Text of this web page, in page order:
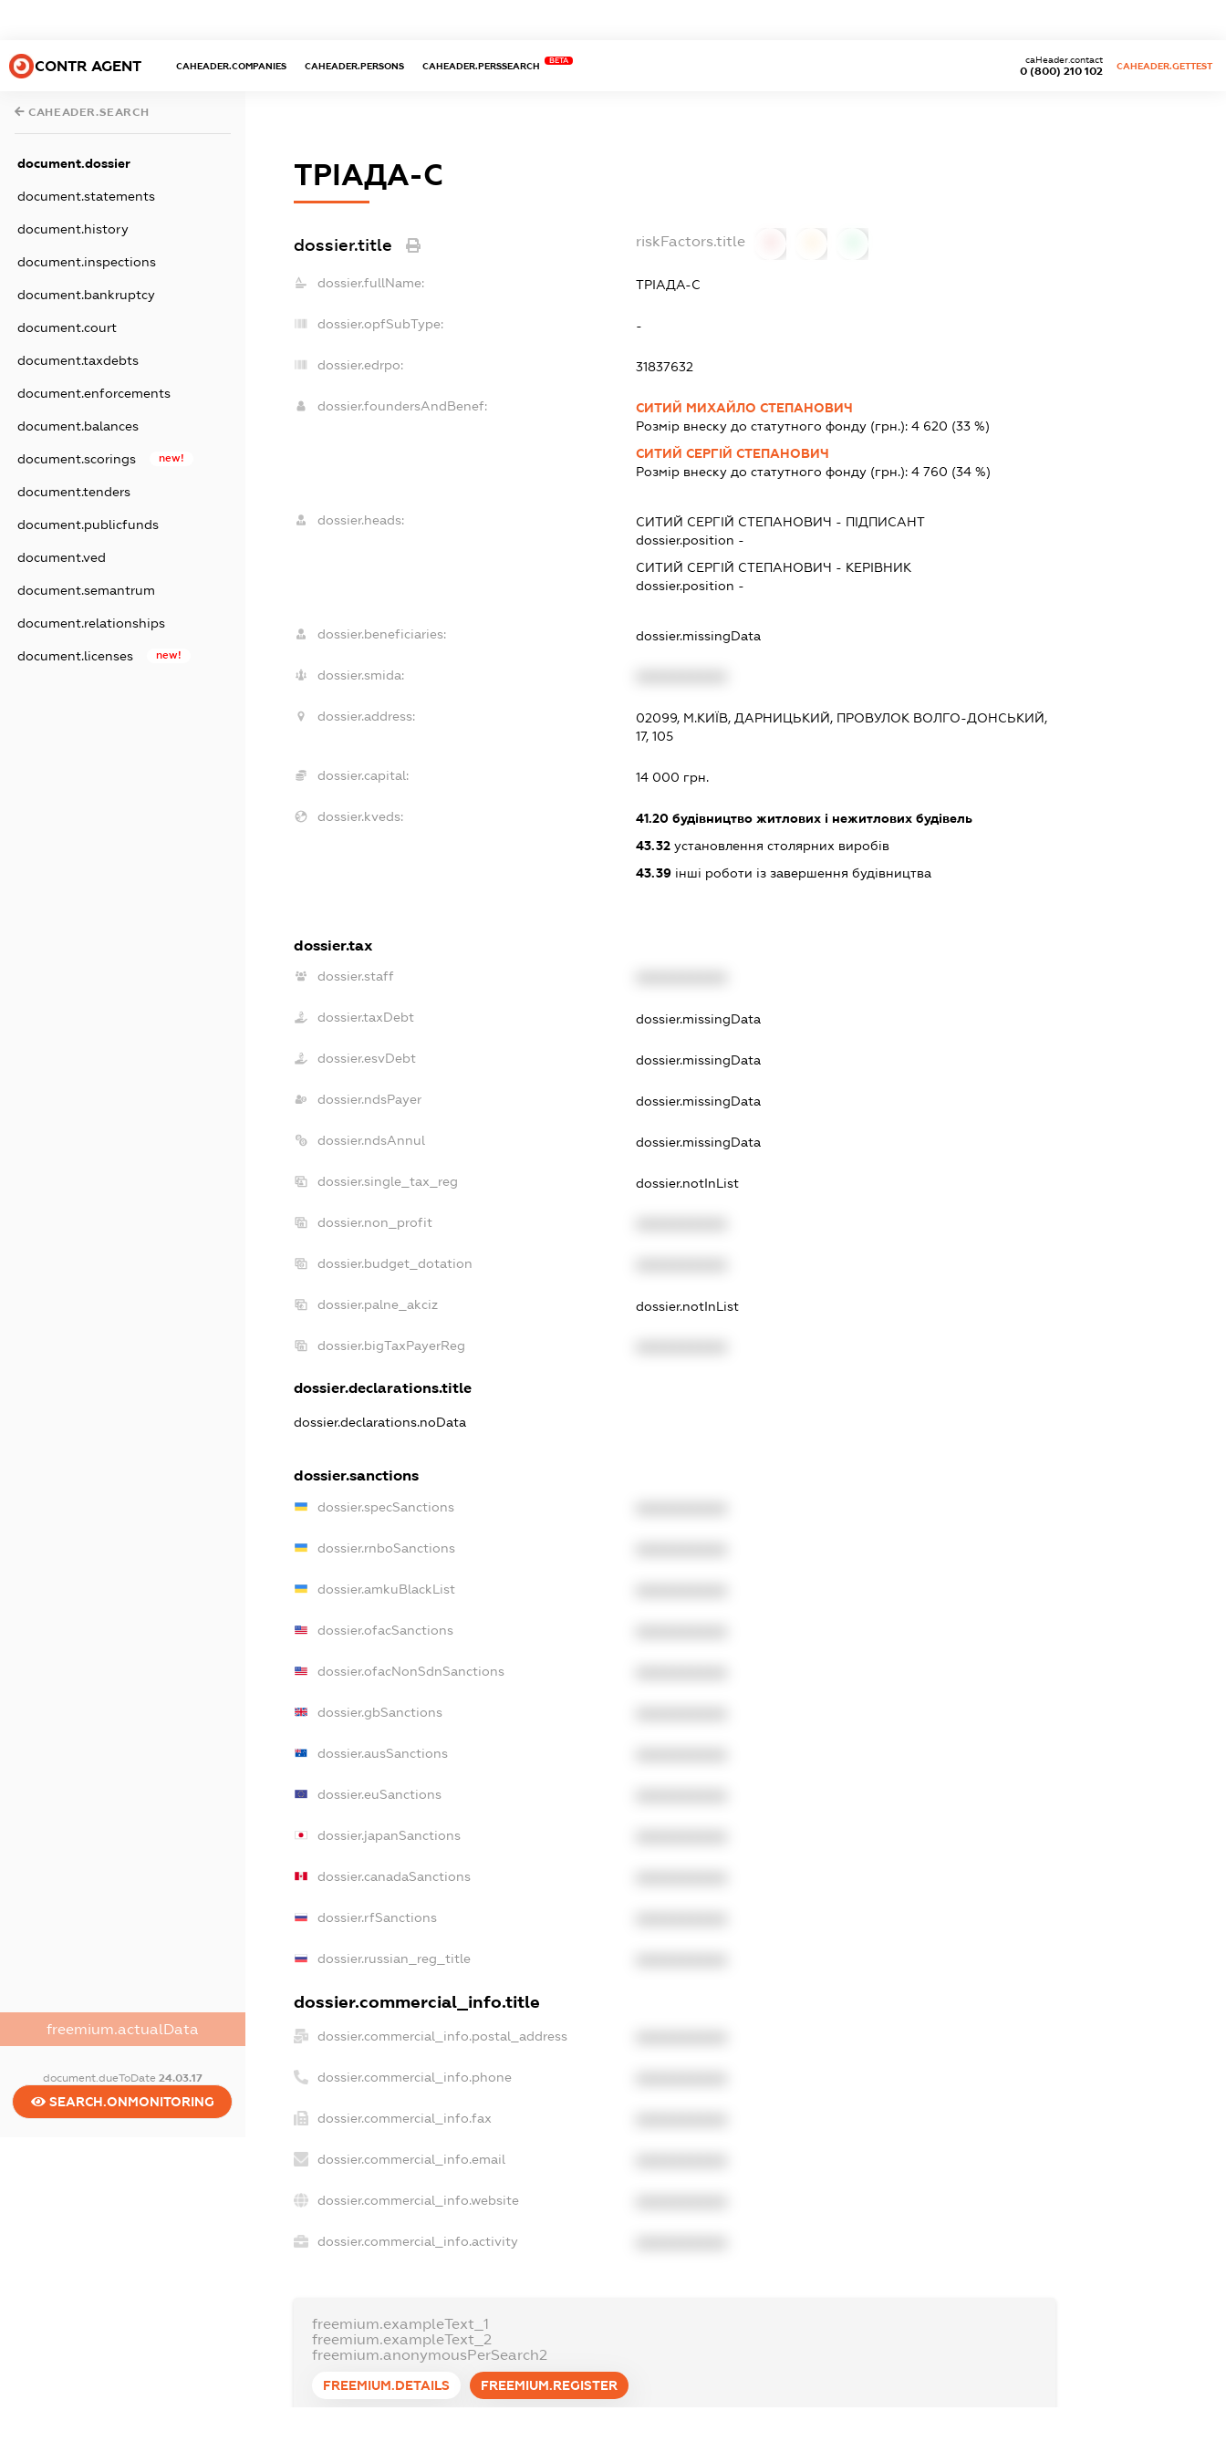
CONTR AGENT CAHEADER.COMPANIES CAHEADER.PERSONS CAHEADER.PERSSEARCH
BETA
0 (800) 210 102
caHeader.contact
CAHEADER.GETTEST
CAHEADER.SEARCH
document.dossier
document.statements
document.history
document.inspections
document.bankruptcy
document.court
document.taxdebts
document.enforcements
document.balances
document.scorings new!
document.tenders
document.publicfunds
document.ved
document.semantrum
document.relationships
document.licenses new!
freemium.actualData
document.dueToDate 24.03.17
SEARCH.ONMONITORING
ТРІАДА-С
dossier.title riskFactors.title
dossier.fullName: ТРІАДА-С
dossier.opfSubType: -
dossier.edrpo: 31837632
dossier.foundersAndBenef:
СИТИЙ МИХАЙЛО СТЕПАНОВИЧ
Розмір внеску до статутного фонду (грн.):4 620 (33 %)
СИТИЙ СЕРГІЙ СТЕПАНОВИЧ
Розмір внеску до статутного фонду (грн.):4 760 (34 %)
dossier.heads: СИТИЙ СЕРГІЙ СТЕПАНОВИЧ - ПІДПИСАНТ
dossier.position -
СИТИЙ СЕРГІЙ СТЕПАНОВИЧ - КЕРІВНИК
dossier.position -
dossier.beneficiaries: dossier.missingData
dossier.smida:
dossier.address:
02099, М.КИЇВ, ДАРНИЦЬКИЙ, ПРОВУЛОК ВОЛГО-ДОНСЬКИЙ,
17, 105
dossier.capital: 14 000 грн.
dossier.kveds: 41.20 будівництво житлових і нежитлових будівель
43.32 установлення столярних виробів
43.39 інші роботи із завершення будівництва
dossier.tax
dossier.staff
dossier.taxDebt dossier.missingData
dossier.esvDebt dossier.missingData
dossier.ndsPayer dossier.missingData
dossier.ndsAnnul dossier.missingData
dossier.single_tax_reg dossier.notInList
dossier.non_profit
dossier.budget_dotation
dossier.palne_akciz dossier.notInList
dossier.bigTaxPayerReg
dossier.declarations.title
dossier.declarations.noData
dossier.sanctions
dossier.specSanctions
dossier.rnboSanctions
dossier.amkuBlackList
dossier.ofacSanctions
dossier.ofacNonSdnSanctions
dossier.gbSanctions
dossier.ausSanctions
dossier.euSanctions
dossier.japanSanctions
dossier.canadaSanctions
dossier.rfSanctions
dossier.russian_reg_title
dossier.commercial_info.title
dossier.commercial_info.postal_address
dossier.commercial_info.phone
dossier.commercial_info.fax
dossier.commercial_info.email
dossier.commercial_info.website
dossier.commercial_info.activity
freemium.exampleText_1
freemium.exampleText_2
freemium.anonymousPerSearch2
FREEMIUM.DETAILS FREEMIUM.REGISTER